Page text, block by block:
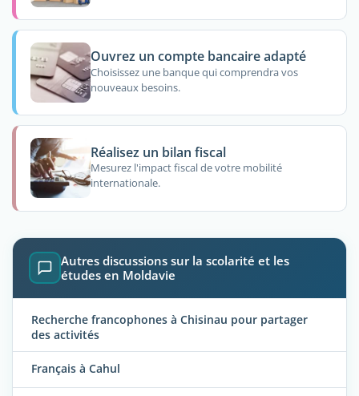
Ouvrez un compte bancaire adapté
Choisissez une banque qui comprendra vos
nouveaux besoins.
Réalisez un bilan fiscal
Mesurez l'impact fiscal de votre mobilité
internationale.
Autres discussions sur la scolarité et les
études en Moldavie
Recherche francophones à Chisinau pour partager
des activités
Français à Cahul